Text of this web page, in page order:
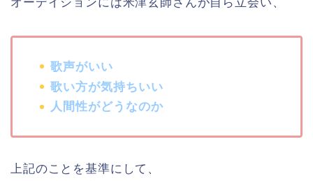
歌声がいい
歌い方が気持ちいい
人間性がどうなのか
上記のことを基準にして、